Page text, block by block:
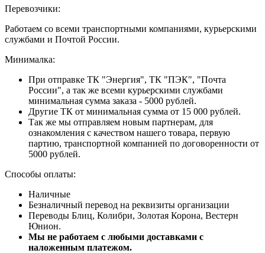
Перевозчики:
Работаем со всеми транспортными компаниями, курьерскими
службами и Почтой России.
Минималка:
При отправке ТК "Энергия", ТК "ПЭК", "Почта
России", а так же всеми курьерскими службами
минимальная сумма заказа - 5000 рублей.
Другие ТК от минимальная сумма от 15 000 рублей.
Так же мы отправляем новым партнерам, для
ознакомления с качеством нашего товара, первую
партию, транспортной компанией по договоренности от
5000 рублей.
Способы оплаты:
Наличные
Безналичный перевод на реквизиты организации
Переводы Блиц, Колибри, Золотая Корона, Вестерн
Юнион.
Мы не работаем с любыми доставками с
наложенным платежом.